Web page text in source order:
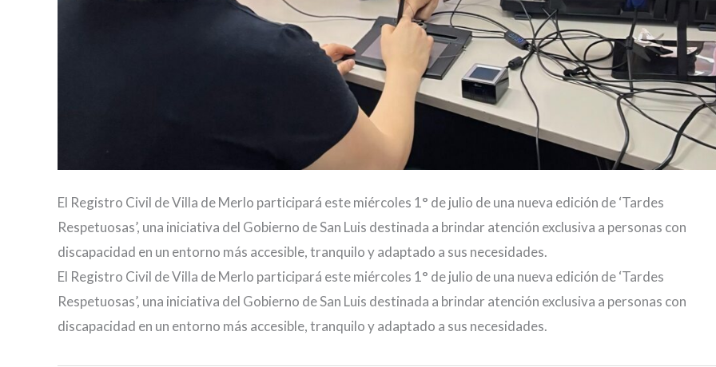
El Registro Civil de Villa de Merlo participará este miércoles 1° de julio de una nueva edición de ‘Tardes
Respetuosas’, una iniciativa del Gobierno de San Luis destinada a brindar atención exclusiva a personas con
discapacidad en un entorno más accesible, tranquilo y adaptado a sus necesidades.
El Registro Civil de Villa de Merlo participará este miércoles 1° de julio de una nueva edición de ‘Tardes
Respetuosas’, una iniciativa del Gobierno de San Luis destinada a brindar atención exclusiva a personas con
discapacidad en un entorno más accesible, tranquilo y adaptado a sus necesidades.